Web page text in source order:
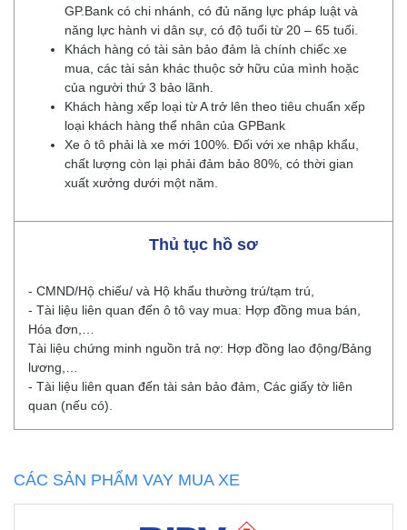
GP.Bank có chi nhánh, có đủ năng lực pháp luật và
năng lực hành vi dân sự, có độ tuổi từ 20 – 65 tuổi.
Khách hàng có tài sản bảo đảm là chính chiếc xe
mua, các tài sản khác thuộc sở hữu của mình hoặc
của người thứ 3 bảo lãnh.
Khách hàng xếp loại từ A trở lên theo tiêu chuẩn xếp
loại khách hàng thể nhân của GPBank
Xe ô tô phải là xe mới 100%. Đối với xe nhập khẩu,
chất lượng còn lại phải đảm bảo 80%, có thời gian
xuất xưởng dưới một năm.
Thủ tục hồ sơ
- CMND/Hộ chiếu/ và Hộ khẩu thường trú/tạm trú,
- Tài liệu liên quan đến ô tô vay mua: Hợp đồng mua bán,
Hóa đơn,…
Tài liệu chứng minh nguồn trả nợ: Hợp đồng lao động/Bảng
lương,…
- Tài liệu liên quan đến tài sản bảo đảm, Các giấy tờ liên
quan (nếu có).
CÁC SẢN PHẨM VAY MUA XE